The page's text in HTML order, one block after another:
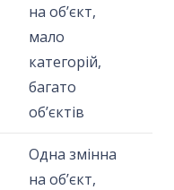
на об’єкт,
мало
категорій,
багато
об’єктів
Одна змінна
на об’єкт,